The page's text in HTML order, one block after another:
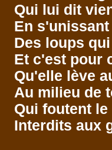
Qui lui dit
En
Des loups
Et c'est pour
Qu'elle lève
Au milieu de
Qui foutent
Interdits aux